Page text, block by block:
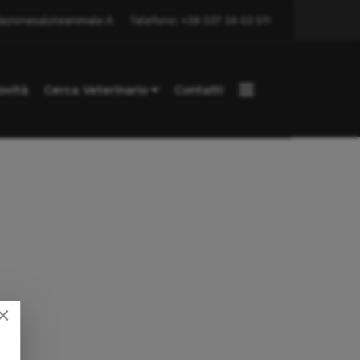
Telefono: +39 037 24 03 511
Cerca Veterinario Contatti